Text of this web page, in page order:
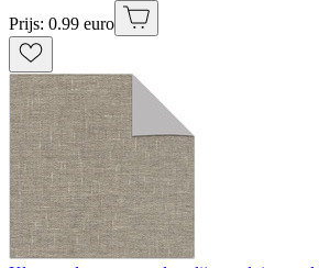
Prijs: 0.99 euro